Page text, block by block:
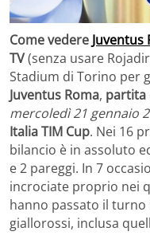
Come vedere Juventus
TV(senza usare
Stadium di Torino per
Juventus Roma, partita
mercoledì 21 gennaio
Italia TIM Cup. Nei 16
bilancio è in assoluto
e 2 pareggi. In 7
incrociate proprio nei
hanno passato il turno
giallorossi, inclusa